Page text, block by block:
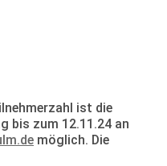
ist die
bis zum 12.11.24 an
möglich. Die